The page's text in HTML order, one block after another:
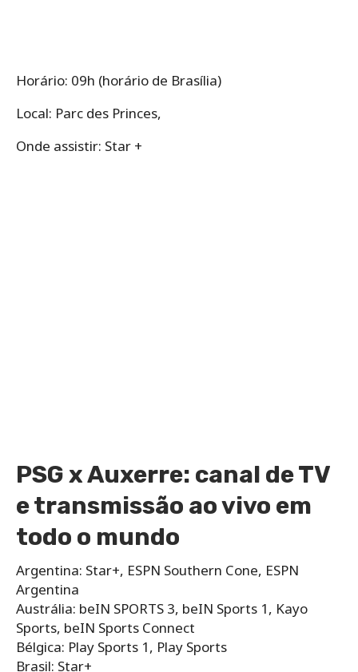
Horário: 09h (horário de Brasília)
Local: Parc des Princes,
Onde assistir: Star +
PSG x Auxerre: canal de TV
e transmissão ao vivo em
todo o mundo
Argentina: Star+, ESPN Southern Cone, ESPN
Argentina
Austrália: beIN SPORTS 3, beIN Sports 1, Kayo
Sports, beIN Sports Connect
Bélgica: Play Sports 1, Play Sports
Brasil: Star+